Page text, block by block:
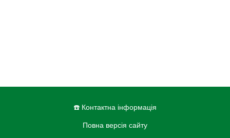
☎️ Контактна інформація
Повна версія сайту